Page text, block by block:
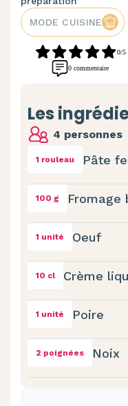
MODE CUISINE
0/5
0 commentaire
Les
4 personnes
1 rouleau Pâte
100 g Fromage
1 unité Oeuf
10 cl Crème
1 unité Poire
2 poignées Noix